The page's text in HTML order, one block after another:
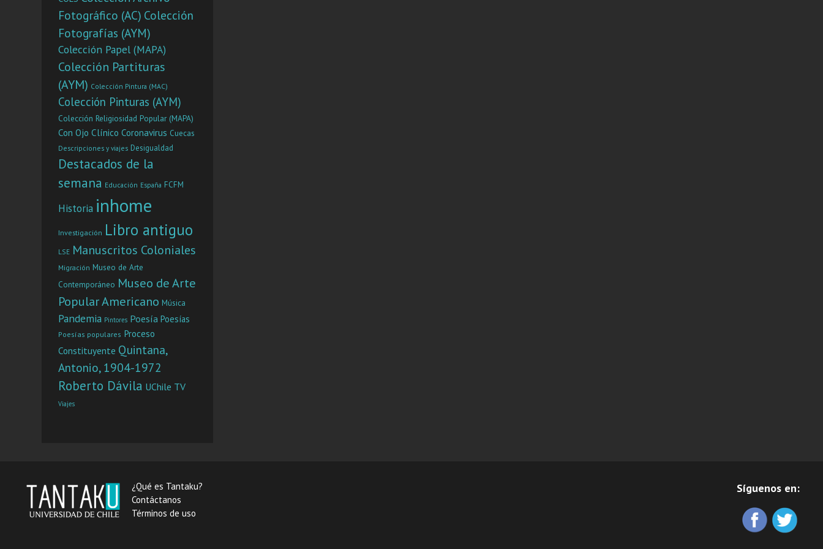
Fotográfico (AC) Colección
Fotografías (AYM)
Colección Papel (MAPA)
Colección Partituras
(AYM) Colección Pintura (MAC)
Colección Pinturas (AYM)
Colección Religiosidad Popular (MAPA)
Con Ojo Clínico Coronavirus Cuecas
Descripciones y viajes Desigualdad
Destacados de la
semana Educación España FCFM
Historia inhome
Investigación Libro antiguo
LSE Manuscritos Coloniales
Migración Museo de Arte
Contemporáneo Museo de Arte
Popular Americano Música
Pandemia Pintores Poesía Poesías
Poesías populares Proceso
Constituyente Quintana,
Antonio, 1904-1972
Roberto Dávila UChile TV
Viajes
¿Qué es Tantaku?
Contáctanos
Términos de uso
Síguenos en: